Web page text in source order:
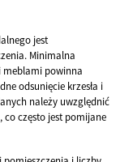
jest
Minimalna
meblami powinna
odsunięcie krzesła i
należy uwzględnić
często jest pomijane